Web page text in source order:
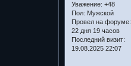
Уважение: +48
Пол: Мужской
Провел на форуме:
22 дня 19 часов
Последний визит:
19.08.2025 22:07